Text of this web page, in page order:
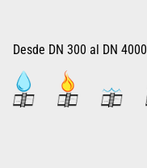
Desde DN 300 al DN 4000